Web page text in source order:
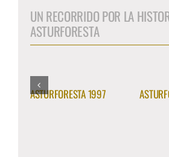
UN RECORRIDO POR LA
ASTURFORESTA
ASTURFORESTA 1997